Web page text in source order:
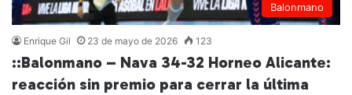
Balonmano
Enrique Gil 23 de mayo de 2026 123
::Balonmano – Nava 34-32 Horneo Alicante:
reacción sin premio para cerrar la última